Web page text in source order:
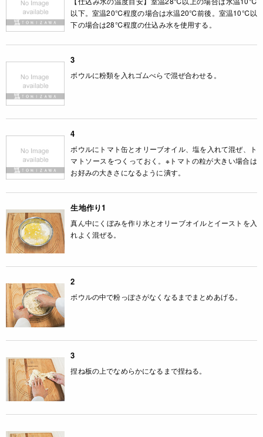
以下。室温20℃程度の場合は水温20℃前後。室温10℃以
下の場合は28℃程度の仕込み水を使用する。
3
ボウルに粉類を入れゴムべらで混ぜ合わせる。
4
ボウルにトマト缶とオリーブオイル、塩を入れて混ぜ、ト
マトソースをつくっておく。※トマトの粒が大きい場合は
お好みの大きさになるように潰す。
生地作り1
真ん中にくぼみを作り水とオリーブオイルとイーストを入
れよく混ぜる。
2
ボウルの中で粉っぽさがなくなるまでまとめあげる。
3
捏ね板の上でなめらかになるまで捏ねる。